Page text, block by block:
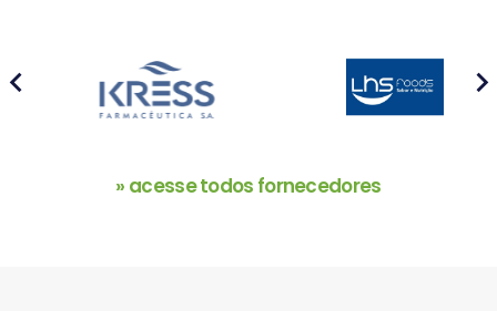
prev next
» acesse todos fornecedores